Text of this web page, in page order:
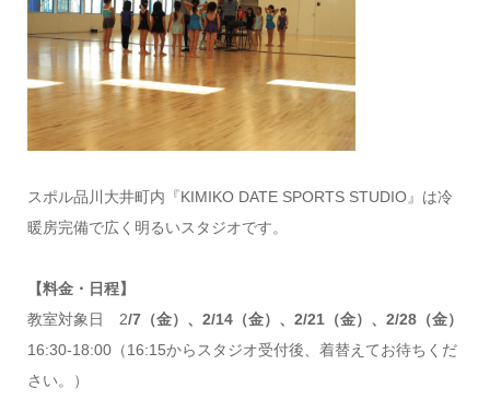
スポル品川大井町内『KIMIKO DATE SPORTS STUDIO』は冷
暖房完備で広く明るいスタジオです。
【料金・日程】
教室対象日 2/7（金）、2/14（金）、2/21（金）、2/28（金）
16:30-18:00（16:15からスタジオ受付後、着替えてお待ちくだ
さい。）